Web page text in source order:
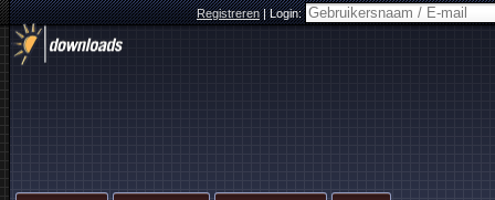
Registreren|Login: